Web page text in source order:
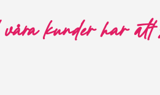
kunder har att